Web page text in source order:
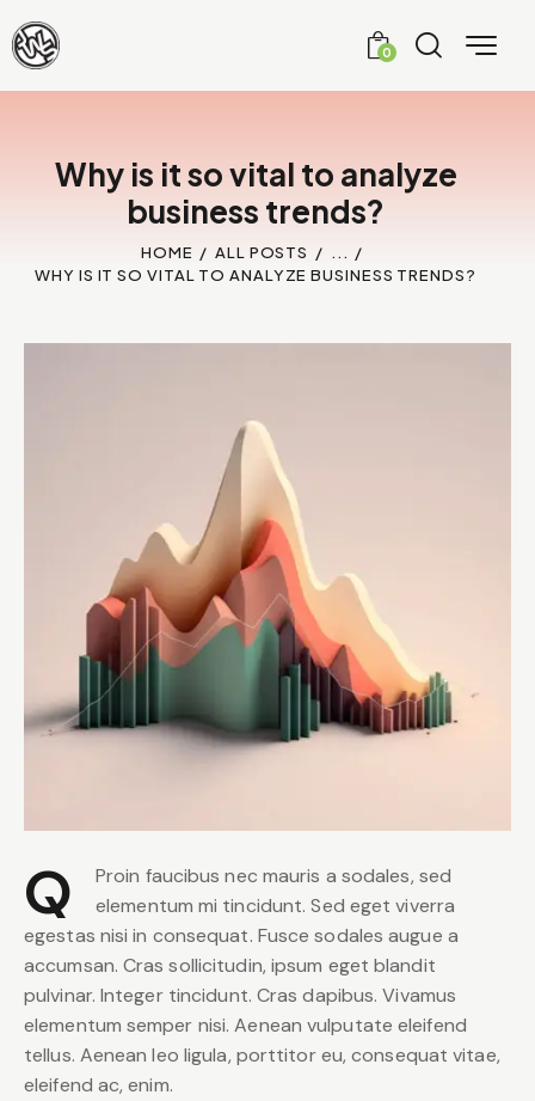
0
Why is it so vital to analyze
business trends?
HOME ALL POSTS
...
WHY IS IT SO VITAL TO ANALYZE BUSINESS TRENDS?
Q
Proin faucibus nec mauris a sodales, sed
elementum mi tincidunt. Sed eget viverra
egestas nisi in consequat. Fusce sodales augue a
accumsan. Cras sollicitudin, ipsum eget blandit
pulvinar. Integer tincidunt. Cras dapibus. Vivamus
elementum semper nisi. Aenean vulputate eleifend
tellus. Aenean leo ligula, porttitor eu, consequat vitae,
eleifend ac, enim.